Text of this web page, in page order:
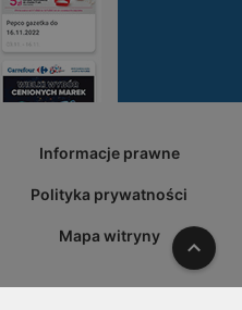
Informacje prawne
Polityka prywatności
Mapa witryny W